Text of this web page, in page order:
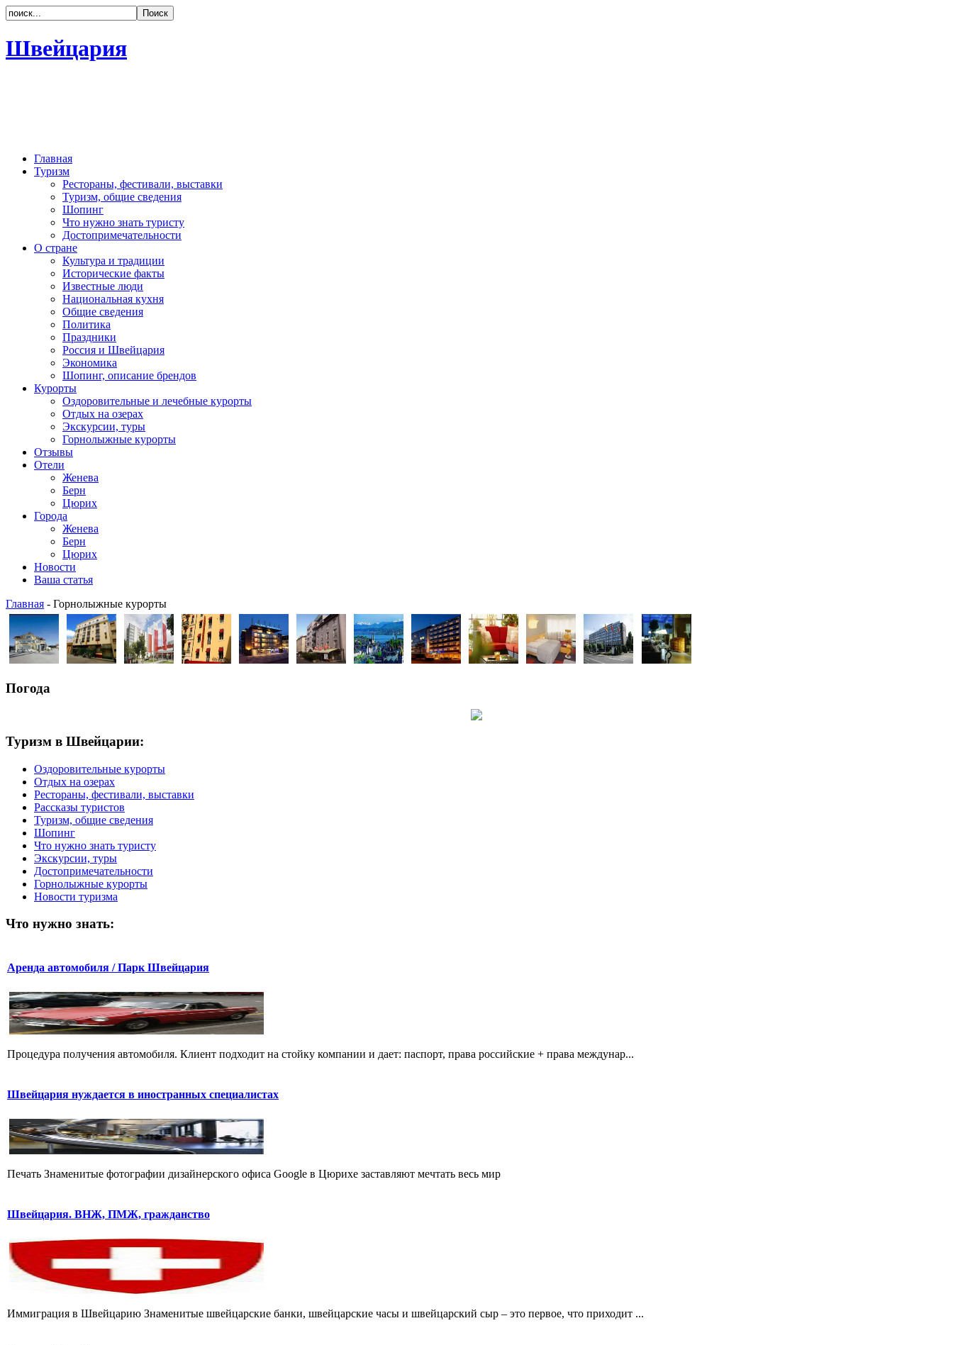
Швейцария
Главная
Туризм
Рестораны, фестивали, выставки
Туризм, общие сведения
Шопинг
Что нужно знать туристу
Достопримечательности
О стране
Культура и традиции
Исторические факты
Известные люди
Национальная кухня
Общие сведения
Политика
Праздники
Россия и Швейцария
Экономика
Шопинг, описание брендов
Курорты
Оздоровительные и лечебные курорты
Отдых на озерах
Экскурсии, туры
Горнолыжные курорты
Отзывы
Отели
Женева
Берн
Цюрих
Города
Женева
Берн
Цюрих
Новости
Ваша статья
Главная - Горнолыжные курорты
Погода
Туризм в Швейцарии:
Оздоровительные курорты
Отдых на озерах
Рестораны, фестивали, выставки
Рассказы туристов
Туризм, общие сведения
Шопинг
Что нужно знать туристу
Экскурсии, туры
Достопримечательности
Горнолыжные курорты
Новости туризма
Что нужно знать:
Аренда автомобиля / Парк Швейцария
Процедура получения автомобиля. Клиент подходит на стойку компании и дает: паспорт, права российские + права междунар...
Швейцария нуждается в иностранных специалистах
Печать Знаменитые фотографии дизайнерского офиса Google в Цюрихе заставляют мечтать весь мир
Швейцария. ВНЖ, ПМЖ, гражданство
Иммиграция в Швейцарию Знаменитые швейцарские банки, швейцарские часы и швейцарский сыр – это первое, что приходит ...